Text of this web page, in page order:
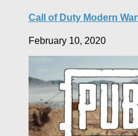
Call of Duty Modern
February 10, 2020